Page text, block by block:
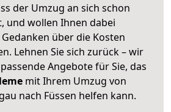
der Umzug an sich schon
und wollen Ihnen dabei
über die Kosten
Lehnen Sie sich zurück – wir
Angebote für Sie, das
mit Ihrem Umzug von
nach Füssen helfen kann.